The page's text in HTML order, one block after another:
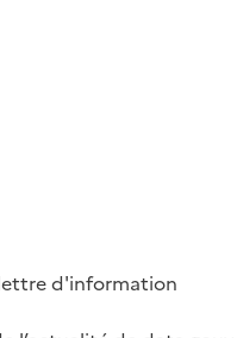
d'information